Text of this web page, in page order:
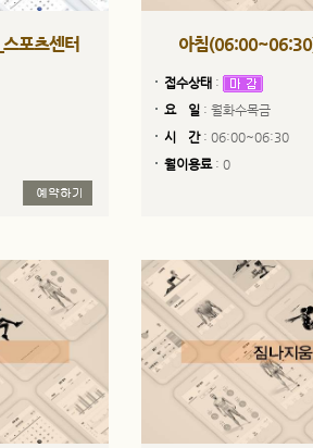
포츠센터 아침
접수상태 :
요 일 : 월화수목금
시 간: 06:00~06:30
월이용료: 0